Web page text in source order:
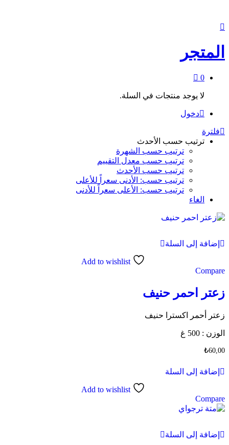
المتجر
0
لا يوجد منتجات في السلة.
دخول
فلترة
ترتيب حسب الأحدث
ترتيب حسب الشهرة
ترتيب حسب معدل التقييم
ترتيب حسب الأحدث
ترتيب حسب: الأدنى سعراً للأعلى
ترتيب حسب: الأعلى سعراً للأدنى
الغاء
إضافة إلى السلة
Add to wishlist
Compare
زعتر احمر حنيف
زعتر أحمر اكسترا حنيف
الوزن : 500 غ
₺60,00
إضافة إلى السلة
Add to wishlist
Compare
إضافة إلى السلة